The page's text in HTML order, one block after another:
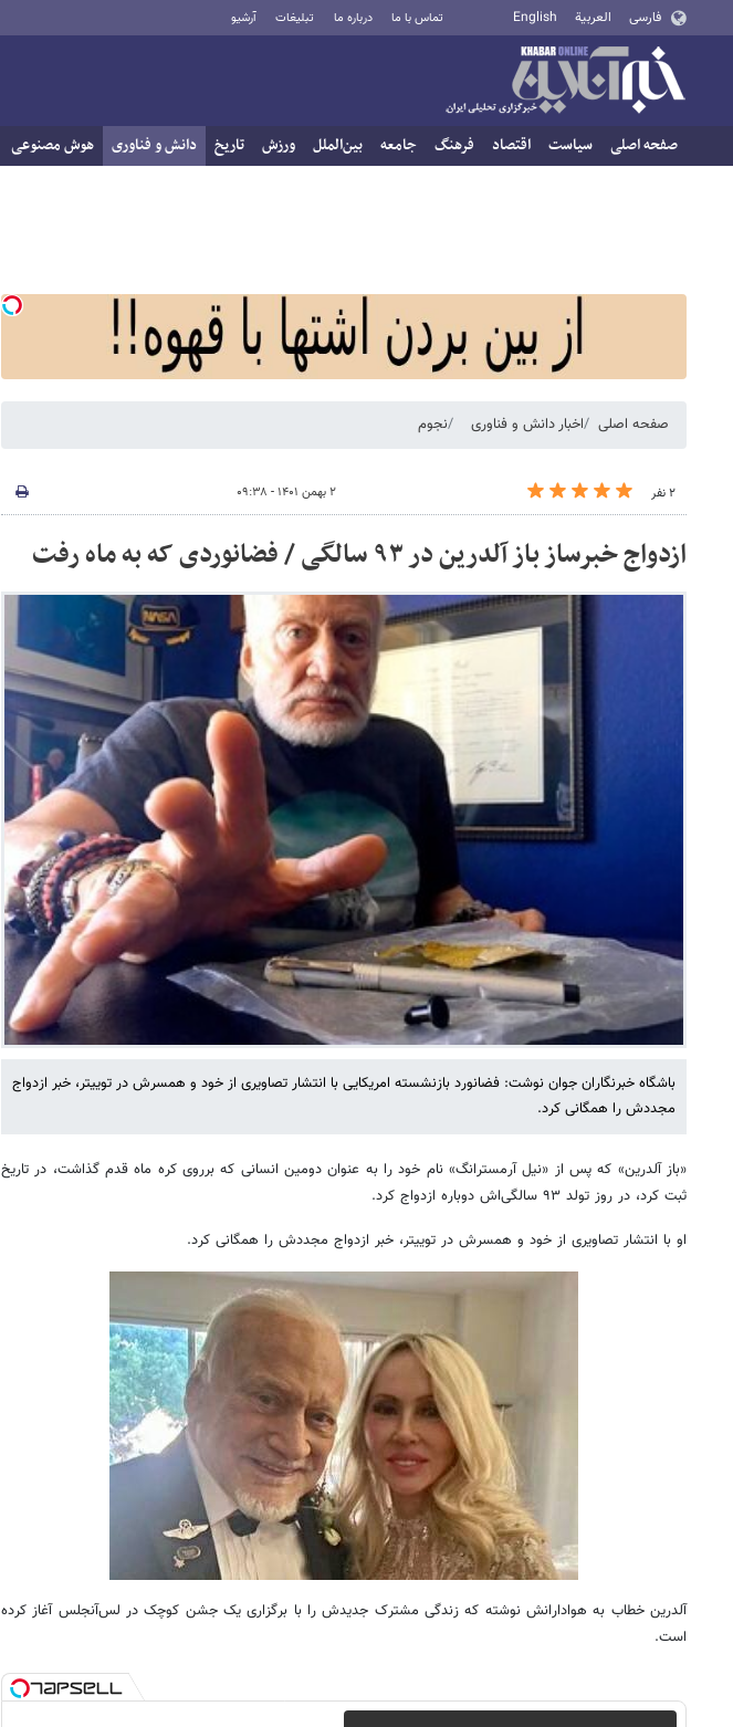
فارسی العربية English تماس با ما درباره ما تبلیغات آرشیو
صفحه اصلی سیاست اقتصاد فرهنگ جامعه بین‌الملل ورزش تاریخ دانش و فناوری هوش مصنوعی
صفحه اصلی اخبار دانش و فناوری نجوم
۲ نفر ۲ بهمن ۱۴۰۱ - ۰۹:۳۸
ازدواج خبرساز باز آلدرین در ۹۳ سالگی / فضانوردی که به ماه رفت
باشگاه خبرنگاران جوان نوشت: فضانورد بازنشسته امریکایی با انتشار تصاویری از خود و همسرش در توییتر، خبر ازدواج
مجددش را همگانی کرد.
«باز آلدرین» که پس از «نیل آرمسترانگ» نام خود را به عنوان دومین انسانی که برروی کره ماه قدم گذاشت، در تاریخ
ثبت کرد، در روز تولد ۹۳ سالگی‌اش دوباره ازدواج کرد.
او با انتشار تصاویری از خود و همسرش در توییتر، خبر ازدواج مجددش را همگانی کرد.
آلدرین خطاب به هوادارانش نوشته که زندگی مشترک جدیدش را با برگزاری یک جشن کوچک در لس‌آنجلس آغاز کرده
است.